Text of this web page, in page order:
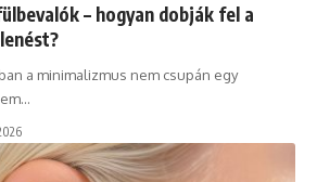
– hogyan dobják fel a
a minimalizmus nem csupán egy
…